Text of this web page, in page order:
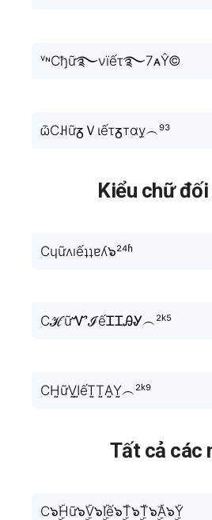
ᵛᶰCђữ࿐νïếτ࿐7ᴀŶ©
ѽCꃅữᵹＶιếτᵹтɑy̫︵⁹³
Kiểu chữ
Cɥữʌıếʇʇɐʎ๖²⁴ʱ
CℋữᏉℐếᏆᏆᎯᎽ︵²ᵏ⁵
CH̤̮ữV̤̮I̤̮ếT̤̮T̤̮A̤̮Y̤̮︵²ᵏ⁹
Tất cả các
C๖ۣۜHữ๖ۣۜV๖ۣۜIế๖ۣۜT๖ۣۜT๖ۣۜA๖ۣۜY